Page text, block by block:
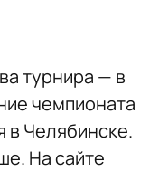
турнира — в
чемпионата
в Челябинске.
На сайте